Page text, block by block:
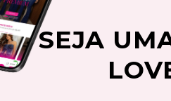
SEJA